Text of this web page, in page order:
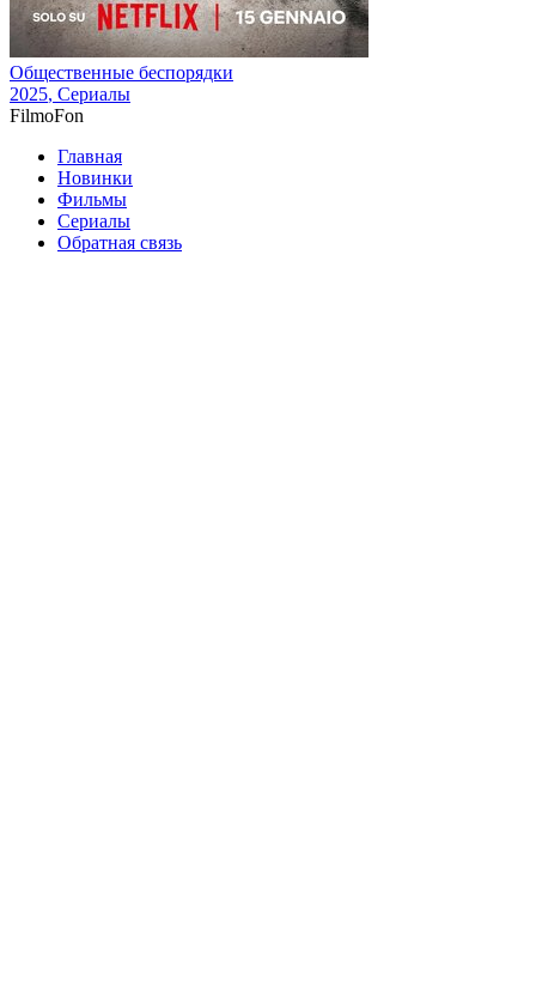
Общественные беспорядки
2025, Сериалы
FilmoFon
Главная
Новинки
Фильмы
Сериалы
Обратная связь